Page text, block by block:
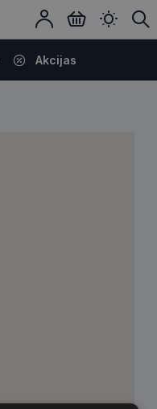
Akcijas